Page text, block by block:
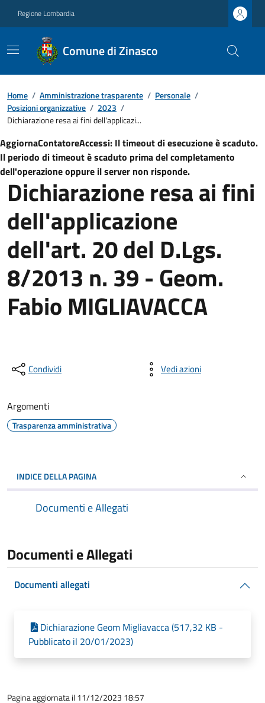
Regione Lombardia
Comune di Zinasco
Home / Amministrazione trasparente / Personale /
Posizioni organizzative / 2023 /
Dichiarazione resa ai fini dell'applicazi...
AggiornaContatoreAccessi: Il timeout di esecuzione è scaduto.
Il periodo di timeout è scaduto prima del completamento
dell'operazione oppure il server non risponde.
Dichiarazione resa ai fini
dell'applicazione
dell'art. 20 del D.Lgs.
8/2013 n. 39 - Geom.
Fabio MIGLIAVACCA
Condividi Vedi azioni
Argomenti
Trasparenza amministrativa
INDICE DELLA PAGINA
Documenti e Allegati
Documenti e Allegati
Documenti allegati
Dichiarazione Geom Migliavacca (517,32 KB -
Pubblicato il 20/01/2023)
Pagina aggiornata il 11/12/2023 18:57